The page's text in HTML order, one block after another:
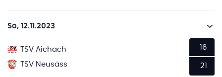
So, 12.11.2023
TSV Aichach
TSV Neusäss
16
21